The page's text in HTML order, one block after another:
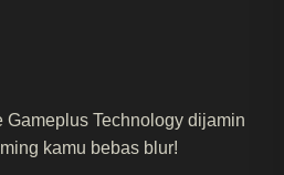
Gameplus Technology dijamin
kamu bebas blur!